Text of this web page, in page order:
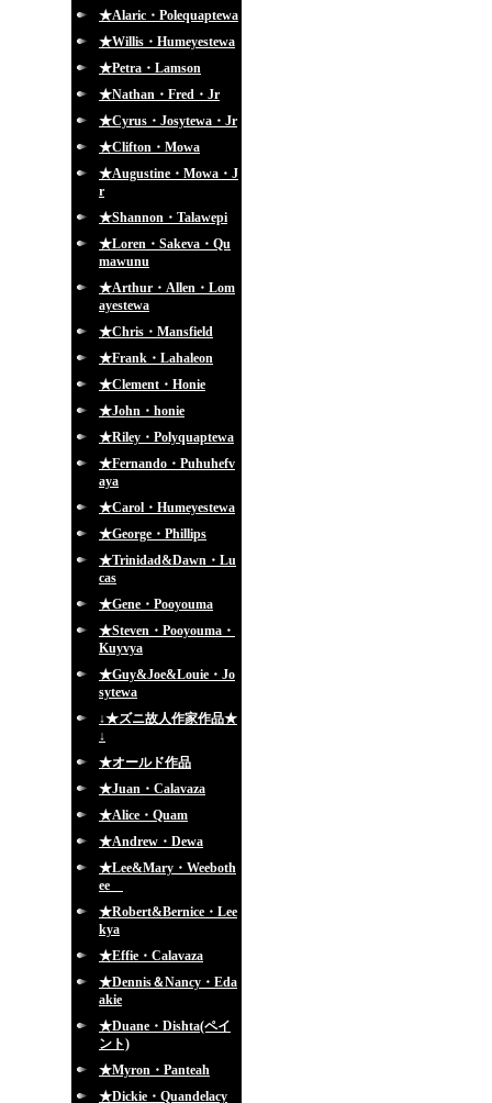
★Alaric・Polequaptewa
★Willis・Humeyestewa
★Petra・Lamson
★Nathan・Fred・Jr
★Cyrus・Josytewa・Jr
★Clifton・Mowa
★Augustine・Mowa・J
r
★Shannon・Talawepi
★Loren・Sakeva・Qu
mawunu
★Arthur・Allen・Lom
ayestewa
★Chris・Mansfield
★Frank・Lahaleon
★Clement・Honie
★John・honie
★Riley・Polyquaptewa
★Fernando・Puhuhefv
aya
★Carol・Humeyestewa
★George・Phillips
★Trinidad&Dawn・Lu
cas
★Gene・Pooyouma
★Steven・Pooyouma・
Kuyvya
★Guy&Joe&Louie・Jo
sytewa
↓★ズニ故人作家作品★
↓
★オールド作品
★Juan・Calavaza
★Alice・Quam
★Andrew・Dewa
★Lee&Mary・Weeboth
ee
★Robert&Bernice・Lee
kya
★Effie・Calavaza
★Dennis＆Nancy・Eda
akie
★Duane・Dishta(ペイ
ント)
★Myron・Panteah
★Dickie・Quandelacy